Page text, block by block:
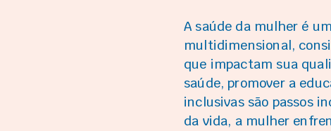
A saúde da mulher é
multidimensional,
que impactam sua
saúde, promover a
inclusivas são passos
da vida, a mulher